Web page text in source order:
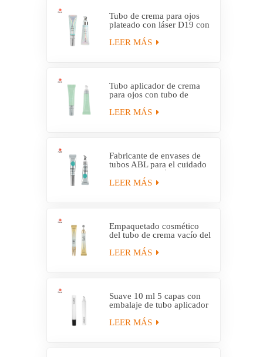
Tubo de crema para ojos
plateado con láser D19 con
zinc
LEER MÁS
Tubo aplicador de crema
para ojos con tubo de
LEER MÁS
Fabricante de envases de
tubos ABL para el cuidado
de los ojos vacíos con
aplicador de masaje
LEER MÁS
Empaquetado cosmético
del tubo de crema vacío del
metal
LEER MÁS
Suave 10 ml 5 capas con
embalaje de tubo aplicador
LEER MÁS